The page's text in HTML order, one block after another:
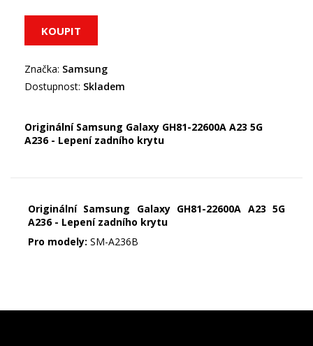
Značka: Samsung
Dostupnost: Skladem
Originální Samsung Galaxy GH81-22600A A23 5G
A236 - Lepení zadního krytu
Originální Samsung Galaxy GH81-22600A A23 5G
A236 - Lepení zadního krytu
Pro modely: SM-A236B